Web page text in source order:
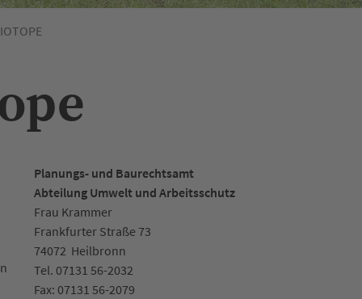
Planungs- und Baurechtsamt
Abteilung Umwelt und Arbeitsschutz
Frau Krammer
Frankfurter Straße 73
74072 Heilbronn
Tel. 07131 56-2032
Fax: 07131 56-2079